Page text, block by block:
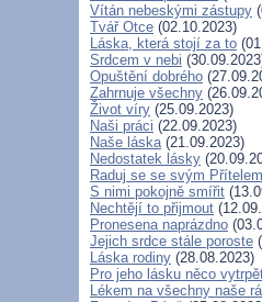
Vítán nebeskými zástupy
Tvář Otce (02.10.2023)
Láska, která stojí za to
Srdcem v nebi
Opuštění dobrého
Zahrnuje všechny
Život víry (25.09.2023)
Naši práci (22.09.2023)
Naše láska(21.09.2023)
Nedostatek lásky
Raduj se se svým Přítelem
S nimi pokojně smířit
Nechtějí to přijmout
Pronesena naprázdno
Jejich srdce stále poroste
Láska rodiny (28.08.2023)
Pro jeho lásku něco
Lékem na všechny naše